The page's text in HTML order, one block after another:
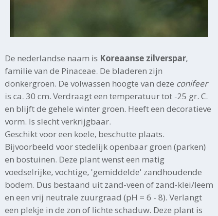
De nederlandse naam is Koreaanse zilverspar,
familie van de Pinaceae. De bladeren zijn
donkergroen. De volwassen hoogte van deze conifeer
is ca. 30 cm. Verdraagt een temperatuur tot -25 gr. C.
en blijft de gehele winter groen. Heeft een decoratieve
vorm. Is slecht verkrijgbaar.
Geschikt voor een koele, beschutte plaats.
Bijvoorbeeld voor stedelijk openbaar groen (parken)
en bostuinen. Deze plant wenst een matig
voedselrijke, vochtige, 'gemiddelde' zandhoudende
bodem. Dus bestaand uit zand-veen of zand-klei/leem
en een vrij neutrale zuurgraad (pH = 6 - 8). Verlangt
een plekje in de zon of lichte schaduw. Deze plant is